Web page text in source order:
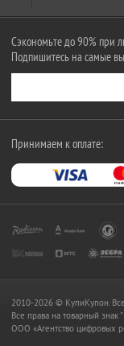
Сэкономьте до 90% при
Подпишитесь на самые
Принимаем к оплате:
2010-2026 © КупиКупон.
Все права на товарный
OOO «Агентство